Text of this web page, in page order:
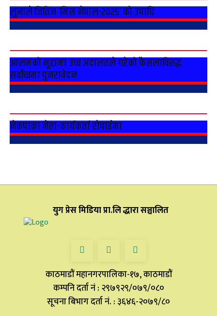
लुनाले जितिन ‘मिस नेपाल-२०२५’ को उपाधि
आलमको मुद्दामा उच्च अदालतले गरेको फैसलाविरुद्ध
सर्वोच्चमा पुनरावेदन
नेकपाका नेता-कार्यकर्ता राेपाईमा
युग प्रेस मिडिया प्रा.लि द्धारा सञ्चालित
काठमाडौं महानगरपालिका-१७, काठमाडौं
कम्पनि दर्ता नं : २९७९२९/०७९/०८०
सूचना बिभाग दर्ता नं. : ३६४६-२०७९/८०